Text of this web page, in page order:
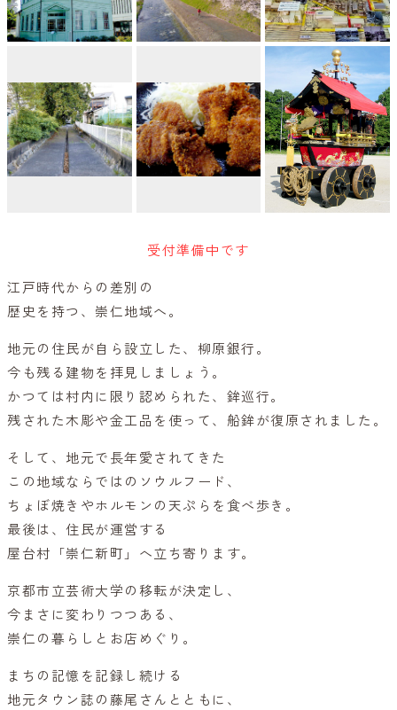
受付準備中です
江戸時代からの差別の
歴史を持つ、崇仁地域へ。
地元の住民が自ら設立した、柳原銀行。
今も残る建物を拝見しましょう。
かつては村内に限り認められた、鉾巡行。
残された木彫や金工品を使って、船鉾が復原されました。
そして、地元で長年愛されてきた
この地域ならではのソウルフード、
ちょぼ焼きやホルモンの天ぷらを食べ歩き。
最後は、住民が運営する
屋台村「崇仁新町」へ立ち寄ります。
京都市立芸術大学の移転が決定し、
今まさに変わりつつある、
崇仁の暮らしとお店めぐり。
まちの記憶を記録し続ける
地元タウン誌の藤尾さんとともに、